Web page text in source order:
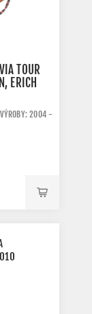
TOUR
ERICH
VÝROBY: 2004 -